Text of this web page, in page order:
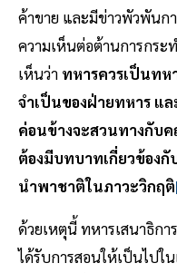
ค้าขาย และมีข่าวพัวพันก
ความเห็นต่อต้านการกระ
เห็นว่า ทหารควรเป็นท
จำเป็นของฝ่ายทหาร แ
ค่อนข้างจะสวนทางกับ
ต้องมีบทบาทเกี่ยวข้องกั
นำพาชาติในภาวะวิกฤติ
ด้วยเหตุนี้ ทหารเสนาธิก
ได้รับการสอนให้เป็นไปใ